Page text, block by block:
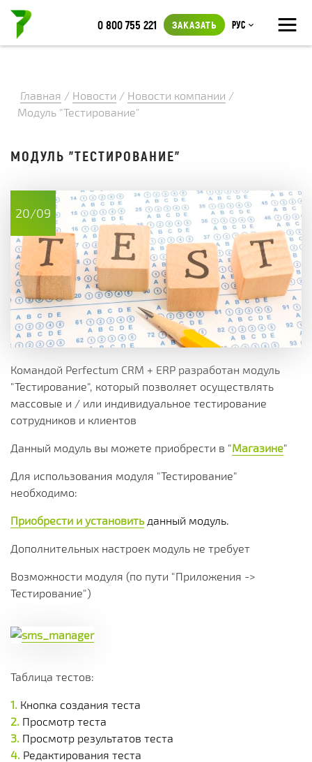
≡
0 800 755 221 ЗАКАЗАТЬ Рус
Главная / Новости / Новости компании /
Модуль "Тестирование"
МОДУЛЬ "ТЕСТИРОВАНИЕ"
20/09
Командой Perfectum CRM + ERP разработан модуль
"Тестирование", который позволяет осуществлять
массовые и / или индивидуальное тестирование
сотрудников и клиентов
Данный модуль вы можете приобрести в "Магазине"
Для использования модуля "Тестирование"
необходимо:
Приобрести и установить данный модуль.
Дополнительных настроек модуль не требует
Возможности модуля (по пути "Приложения ->
Тестирование")
Таблица тестов:
Кнопка создания теста
Просмотр теста
Просмотр результатов теста
Редактирования теста